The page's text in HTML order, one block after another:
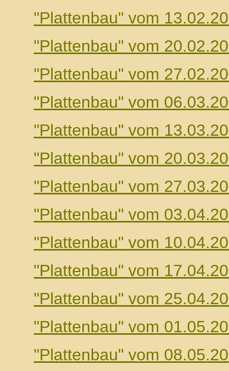
"Plattenbau" vom
"Plattenbau" vom
"Plattenbau" vom
"Plattenbau" vom
"Plattenbau" vom
"Plattenbau" vom
"Plattenbau" vom
"Plattenbau" vom
"Plattenbau" vom
"Plattenbau" vom
"Plattenbau" vom
"Plattenbau" vom
"Plattenbau" vom